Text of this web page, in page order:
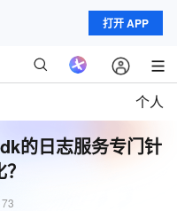
打开 APP
个人
的日志服务专门针